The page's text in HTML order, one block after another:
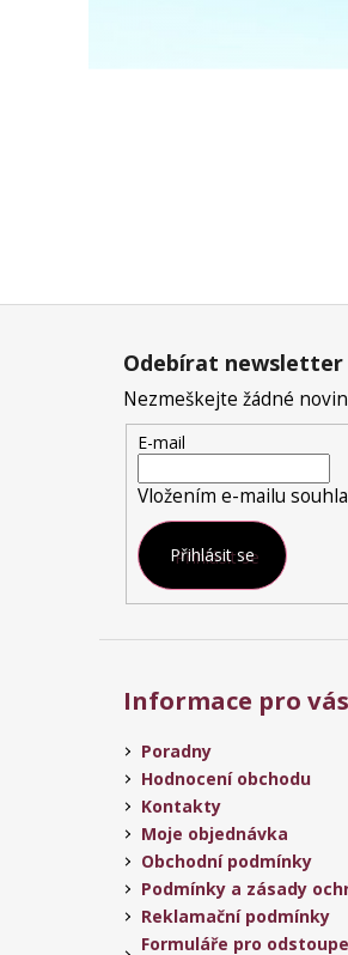
Odebírat newsletter
Nezmeškejte žádné
E-mail
Vložením e-mailu
Přihlásit se
Informace pro vás
Poradny
Hodnocení obchodu
Kontakty
Moje objednávka
Obchodní podmínky
Podmínky a zásady
Reklamační podmínky
Formuláře pro